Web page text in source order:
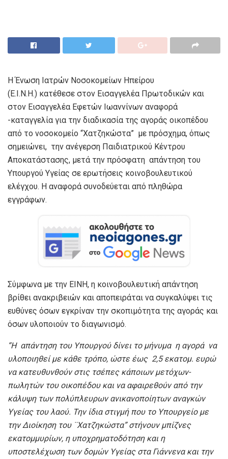
Η Ένωση Ιατρών Νοσοκομείων Ηπείρου
(Ε.Ι.Ν.Η.) κατέθεσε στον Εισαγγελέα Πρωτοδικών και
στον Εισαγγελέα Εφετών Ιωαννίνων αναφορά
-καταγγελία για την διαδικασία της αγοράς οικοπέδου
από το νοσοκομείο “Χατζηκώστα” με πρόσχημα, όπως
σημειώνει, την ανέγερση Παιδιατρικού Κέντρου
Αποκατάστασης, μετά την πρόσφατη απάντηση του
Υπουργού Υγείας σε ερωτήσεις κοινοβουλευτικού
ελέγχου. Η αναφορά συνοδεύεται από πληθώρα
εγγράφων.
Σύμφωνα με την ΕΙΝΗ, η κοινοβουλευτική απάντηση
βρίθει ανακριβειών και αποπειράται να συγκαλύψει τις
ευθύνες όσων εγκρίναν την σκοπιμότητα της αγοράς και
όσων υλοποιούν το διαγωνισμό.
“Η απάντηση του Υπουργού δίνει το μήνυμα η αγορά να
υλοποιηθεί με κάθε τρόπο, ώστε έως 2,5 εκατομ. ευρώ
να κατευθυνθούν στις τσέπες κάποιων μετόχων-
πωλητών του οικοπέδου και να αφαιρεθούν από την
κάλυψη των πολύπλευρων ανικανοποίητων αναγκών
Υγείας του λαού. Την ίδια στιγμή που το Υπουργείο με
την Διοίκηση του ¨Χατζηκώστα”στήνουν μπίζνες
εκατομμυρίων, η υποχρηματοδότηση και η
υποστελέχωση των δομών Υγείας στα Γιάννενα και την